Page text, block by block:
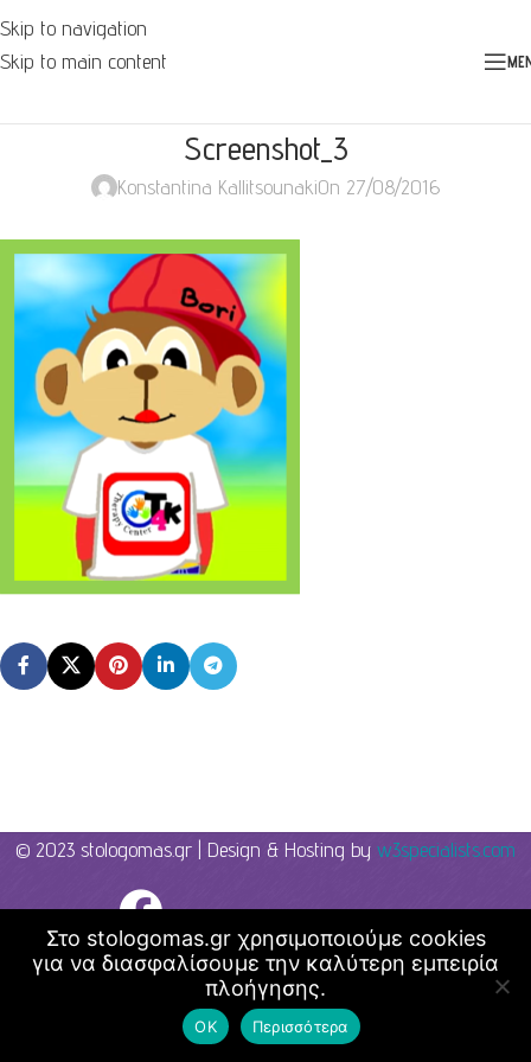
Skip to navigation
Skip to main content
Screenshot_3
Konstantina KallitsounakiOn 27/08/2016
© 2023 stologomas.gr | Design & Hosting by w3specialists.com
Στο stologomas.gr χρησιμοποιούμε cookies
για να διασφαλίσουμε την καλύτερη εμπειρία
πλοήγησης.
ΟΚ Περισσότερα